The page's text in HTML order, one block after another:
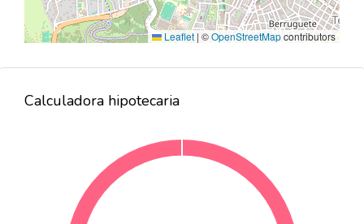
Leaflet | ©OpenStreetMapcontributors
Calculadora hipotecaria